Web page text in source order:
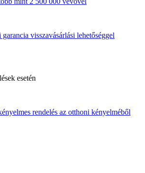
garancia visszavásárlási lehetőséggel
esetén
rendelés az otthoni kényelméből